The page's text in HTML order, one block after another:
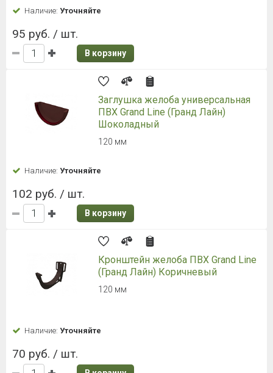
Наличие: Уточняйте
95 руб. / шт.
В корзину
Заглушка желоба универсальная
ПВХ Grand Line (Гранд Лайн)
Шоколадный
120 мм
Наличие: Уточняйте
102 руб. / шт.
В корзину
Кронштейн желоба ПВХ Grand Line
(Гранд Лайн) Коричневый
120 мм
Наличие: Уточняйте
70 руб. / шт.